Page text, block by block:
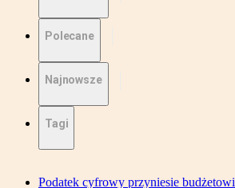
Polecane
Najnowsze
Tagi
Podatek cyfrowy przyniesie